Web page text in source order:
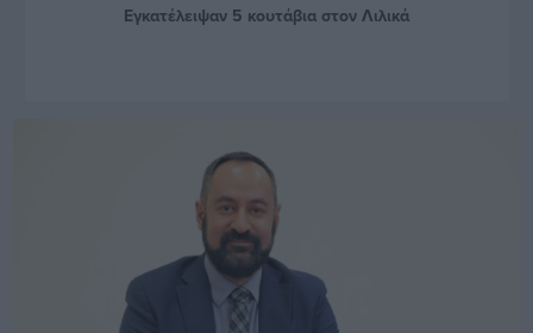
Εγκατέλειψαν 5 κουτάβια στον Λιλικά